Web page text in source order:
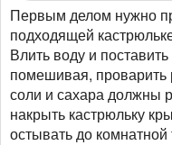
Первым делом нужно
подходящей
Влить воду и
помешивая, проварить
соли и сахара должны
накрыть кастрюльку
остывать до